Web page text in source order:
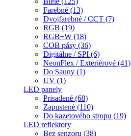
Farebné (13)
Dvojfarebné / CCT (7)
RGB (19)
RGB+W (18)
COB pásy (36)
Digitálne / SPI (6)
NeonFlex / Exteriérové (41)
Do Sauny (1)
UV (1)
LED panely
Prisadené (68)
Zapustené (110)
Do kazetového stropu (19)
LED reflektory
Bez senzoru (38)